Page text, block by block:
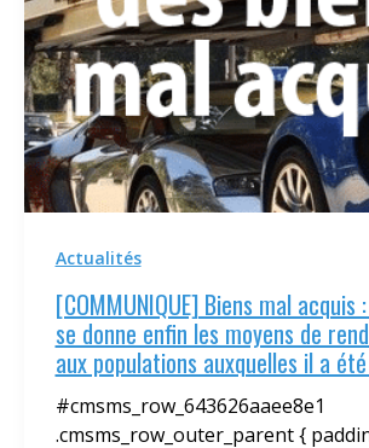
Actualités
[COMMUNIQUE] Biens mal acquis
se donne enfin les moyens de
aux populations auxquelles il a
#cmsms_row_643626aaee8e1
.cmsms_row_outer_parent {